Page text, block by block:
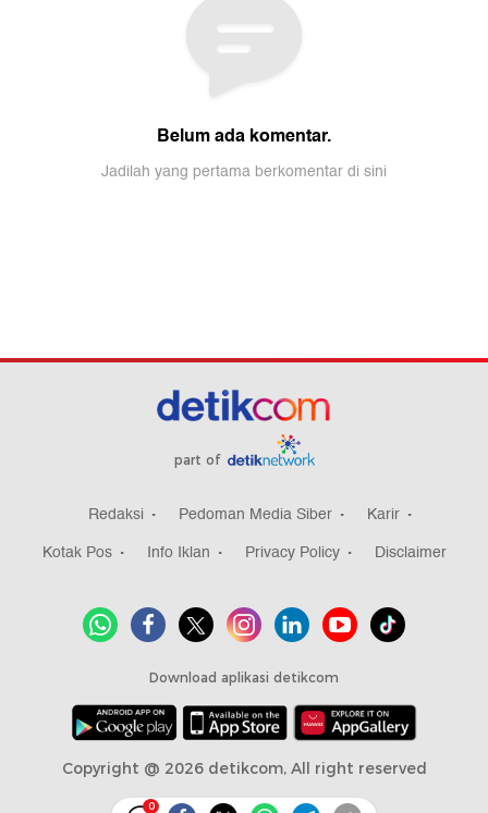
0
part of
Redaksi Pedoman Media Siber
Karir
Kotak Pos
Info Iklan Privacy Policy Disclaimer
Download aplikasi detikcom
Copyright @ 2026 detikcom, All right reserved